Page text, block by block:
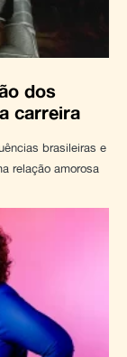
dos
carreira
brasileiras e
relação amorosa